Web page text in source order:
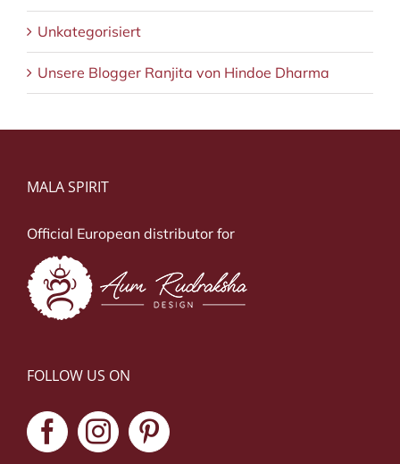
Unkategorisiert
Unsere Blogger Ranjita von Hindoe Dharma
MALA SPIRIT
Official European distributor for
FOLLOW US ON